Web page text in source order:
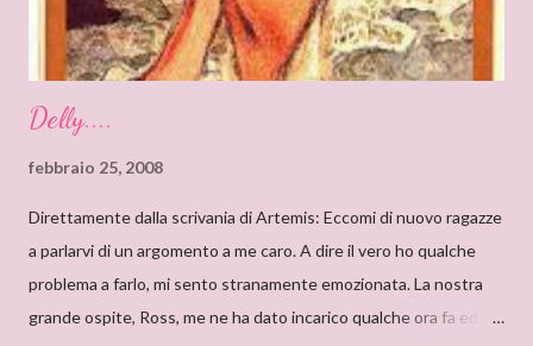
intriguing, with a ponderous plot and a sug...
Delly....
febbraio 25, 2008
Direttamente dalla scrivania di Artemis: Eccomi di nuovo ragazze
a parlarvi di un argomento a me caro. A dire il vero ho qualche
problema a farlo, mi sento stranamente emozionata. La nostra
grande ospite, Ross, me ne ha dato incarico qualche ora fa ed io,